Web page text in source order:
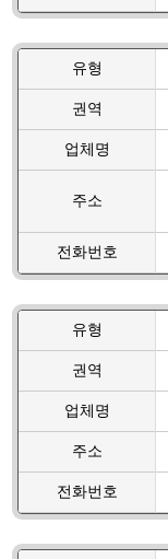
유형
권역
업체명
주소
전화번호
유형
권역
업체명
주소
전화번호